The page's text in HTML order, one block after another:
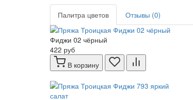
Палитра цветов Отзывы (0)
Фиджи 02 чёрный
422 руб
В корзину